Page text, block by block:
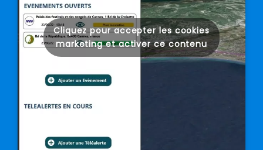
Cliquez pour accepter les cookies
marketing et activer ce contenu